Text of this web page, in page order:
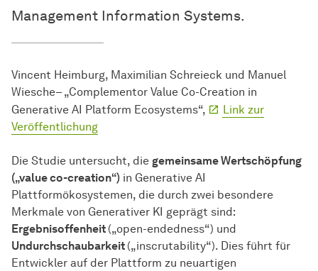
Management Information Systems.
Vincent Heimburg, Maximilian Schreieck und Manuel
Wiesche– „Complementor Value Co-Creation in
Generative AI Platform Ecosystems“,
Link zur
Veröffentlichung
Die Studie untersucht, die gemeinsame Wertschöpfung
(„value co-creation“) in Generative AI
Plattformökosystemen, die durch zwei besondere
Merkmale von Generativer KI geprägt sind:
Ergebnisoffenheit („open-endedness“) und
Undurchschaubarkeit („inscrutability“). Dies führt für
Entwickler auf der Plattform zu neuartigen